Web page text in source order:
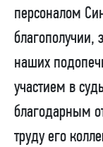
персоналом
благополучии,
наших
участием в
благодарным
труду его